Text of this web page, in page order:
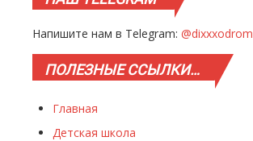
Напишите нам в Telegram: @dixxxodrom
ПОЛЕЗНЫЕССЫЛКИ…
Главная
Детская школа